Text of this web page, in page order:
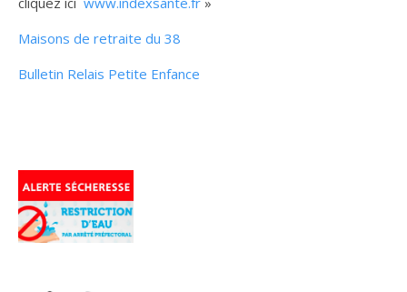
Maisons de retraite du 38
Bulletin Relais Petite Enfance